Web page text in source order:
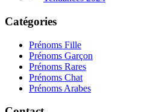
Catégories
Prénoms Fille
Prénoms Garçon
Prénoms Rares
Prénoms Chat
Prénoms Arabes